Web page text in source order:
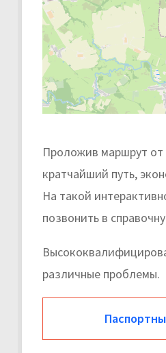
Проложив маршрут от
кратчайший путь,
На такой
позвонить в
различные проблемы.